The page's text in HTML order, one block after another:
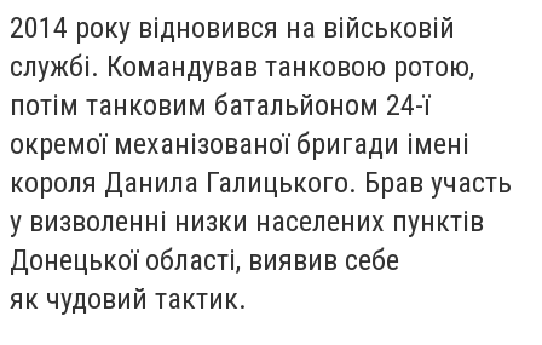
2014 року відновився на військовій
службі. Командував танковою ротою,
потім танковим батальйоном 24-ї
окремої механізованої бригади імені
короля Данила Галицького. Брав участь
у визволенні низки населених пунктів
Донецької області, виявив себе
як чудовий тактик.